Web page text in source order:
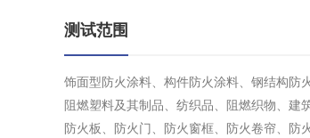
测试范围
饰面型防火涂料、构件防火涂料、钢结构防
阻燃塑料及其制品、纺织品、阻燃织物、建
防火板、防火门、防火窗框、防火卷帘、防